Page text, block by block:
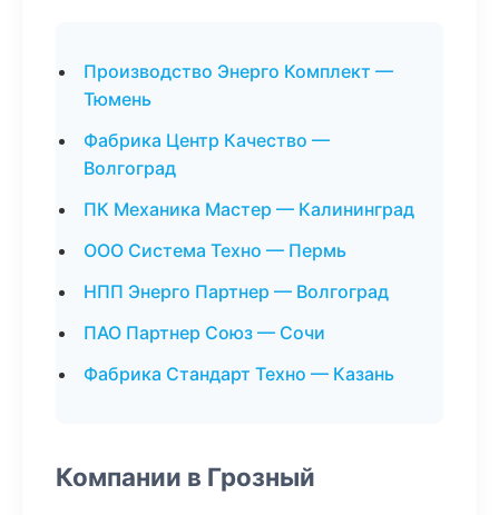
Производство Энерго Комплект —
Тюмень
Фабрика Центр Качество —
Волгоград
ПК Механика Мастер — Калининград
ООО Система Техно — Пермь
НПП Энерго Партнер — Волгоград
ПАО Партнер Союз — Сочи
Фабрика Стандарт Техно — Казань
Компании в Грозный